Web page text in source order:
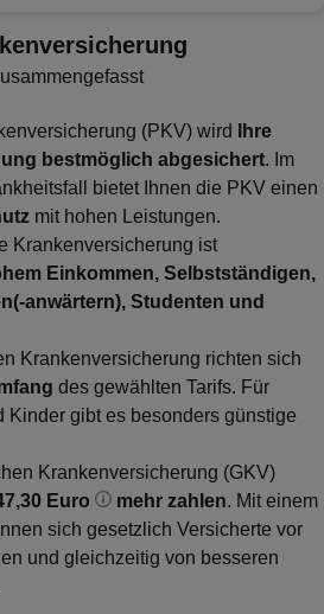
(PKV) wird
Ihre
bestmöglich abgesichert. Im
bietet Ihnen die PKV einen
mit hohen Leistungen.
Krankenversicherung ist
Einkommen, Selbstständigen,
anwärtern), Studenten und
Krankenversicherung richten sich
des gewählten Tarifs. Für
Kinder gibt es besonders günstige
Krankenversicherung (GKV)
Euro mehr zahlen. Mit einem
sich gesetzlich Versicherte vor
und gleichzeitig von besseren